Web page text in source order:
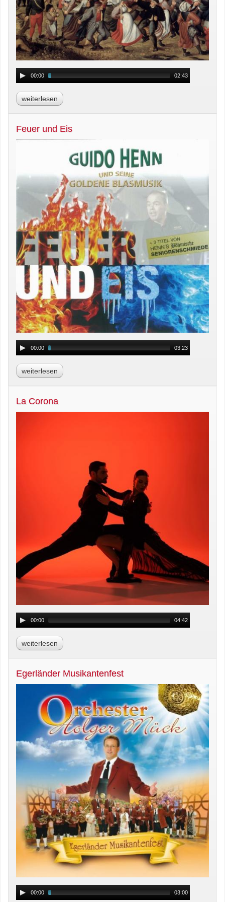
00:00 02:43
weiterlesen
Feuer und Eis
00:00 03:23
weiterlesen
La Corona
00:00 04:42
weiterlesen
Egerländer Musikantenfest
00:00 03:00